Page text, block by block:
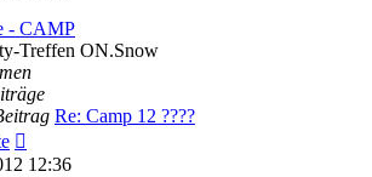
- CAMP
Treffen ON.Snow
Re: Camp 12 ????
Beitrag
12:36